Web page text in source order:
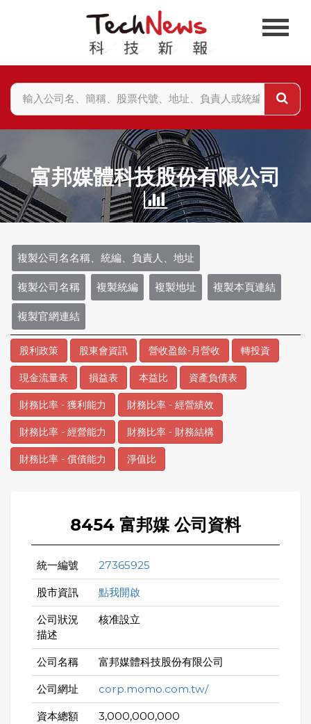
富邦媒體科技股份有限公司
複製公司名名稱、統編、負責人、地址
複製公司名稱 複製統編 複製地址 複製本頁連結
複製官網連結
股利政策 股東會資訊 營收盈餘-月營收 轉投資
現金流量表 損益表 本益比 資產負債表
財務比率 - 獲利能力 財務比率 - 經營績效
財務比率 - 經營能力 財務比率 - 財務結構
財務比率 - 償債能力 淨值比
8454 富邦媒 公司資料
統一編號 27365925
股市資訊 點我開啟
公司狀況
描述
核准設立
公司名稱 富邦媒體科技股份有限公司
公司網址 corp.momo.com.tw/
資本總額
3,000,000,000